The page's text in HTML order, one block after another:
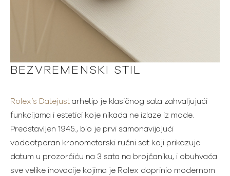
BEZVREMENSKI STIL
Rolex’s Datejust arhetip je klasičnog sata zahvaljujući
funkcijama i estetici koje nikada ne izlaze iz mode.
Predstavljen 1945., bio je prvi samonavijajući
vodootporan kronometarski ručni sat koji prikazuje
datum u prozorčiću na 3 sata na brojčaniku, i obuhvaća
sve velike inovacije kojima je Rolex doprinio modernom